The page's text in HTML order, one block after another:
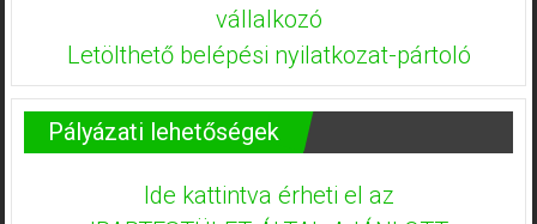
vállalkozó
Letölthető belépési nyilatkozat-pártoló
Pályázati lehetőségek
Ide kattintva érheti el az